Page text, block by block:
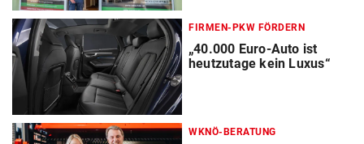
FIRMEN-PKW FÖRDERN
„40.000 Euro-Auto ist
heutzutage kein Luxus“
WKNÖ-BERATUNG